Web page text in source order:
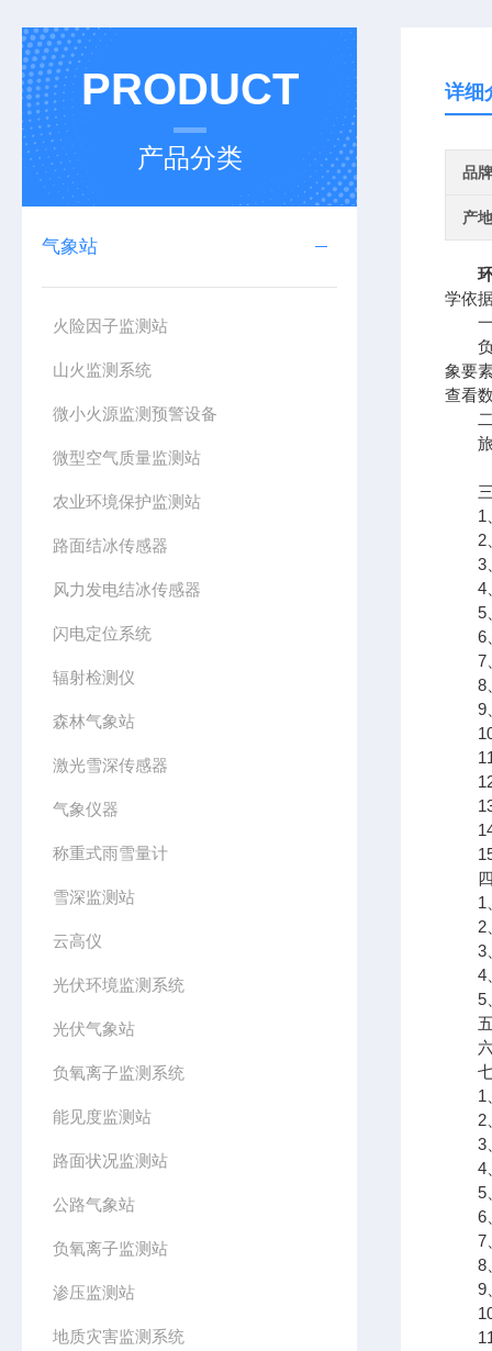
PRODUCT
产品分类
气象站
火险因子监测站
山火监测系统
微小火源监测预警设备
微型空气质量监测站
农业环境保护监测站
路面结冰传感器
风力发电结冰传感器
闪电定位系统
辐射检测仪
森林气象站
激光雪深传感器
气象仪器
称重式雨雪量计
雪深监测站
云高仪
光伏环境监测系统
光伏气象站
负氧离子监测系统
能见度监测站
路面状况监测站
公路气象站
负氧离子监测站
渗压监测站
地质灾害监测系统
详细
品牌
产
学依
一
负氧
象要
查看
二
旅游
三
1、
2、
3、
4、
5、
6、
7、
8、
9、
10
11
12
13
14
15
四
1、
2、
3、
4、
5、
五
六
七
1、
2、
3、
4、
5、
6、
7、
8、
9、
10
11